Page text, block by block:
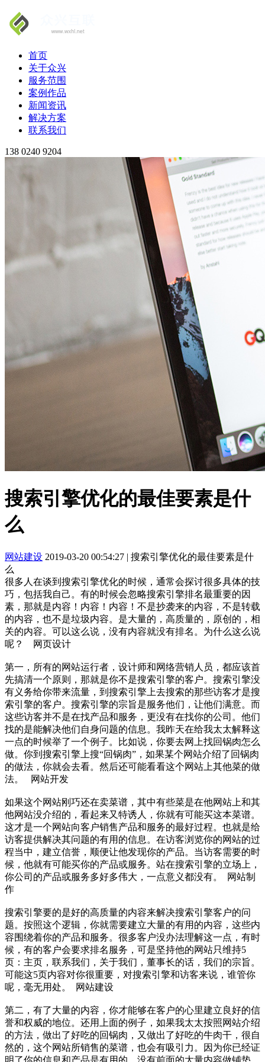
首页
关于众兴
服务范围
案例作品
新闻资讯
解决方案
联系我们
138 0240 9204
搜索引擎优化的最佳要素是什
么
网站建设 2019-03-20 00:54:27 | 搜索引擎优化的最佳要素是什
么
很多人在谈到搜索引擎优化的时候，通常会探讨很多具体的技
巧，包括我自己。有的时候会忽略搜索引擎排名最重要的因
素，那就是内容！内容！内容！不是抄袭来的内容，不是转载
的内容，也不是垃圾内容。是大量的，高质量的，原创的，相
关的内容。可以这么说，没有内容就没有排名。为什么这么说
呢？ 网页设计
第一，所有的网站运行者，设计师和网络营销人员，都应该首
先搞清一个原则，那就是你不是搜索引擎的客户。搜索引擎没
有义务给你带来流量，到搜索引擎上去搜索的那些访客才是搜
索引擎的客户。搜索引擎的宗旨是服务他们，让他们满意。而
这些访客并不是在找产品和服务，更没有在找你的公司。他们
找的是能解决他们自身问题的信息。我昨天在给我太太解释这
一点的时候举了一个例子。比如说，你要去网上找回锅肉怎么
做。你到搜索引擎上搜“回锅肉”，如果某个网站介绍了回锅肉
的做法，你就会去看。然后还可能看看这个网站上其他菜的做
法。 网站开发
如果这个网站刚巧还在卖菜谱，其中有些菜是在他网站上和其
他网站没介绍的，看起来又特诱人，你就有可能买这本菜谱。
这才是一个网站向客户销售产品和服务的最好过程。也就是给
访客提供解决其问题的有用的信息。在访客浏览你的网站的过
程当中，建立信誉，顺便让他发现你的产品。当访客需要的时
候，他就有可能买你的产品或服务。站在搜索引擎的立场上，
你公司的产品或服务多好多伟大，一点意义都没有。 网站制
作
搜索引擎要的是好的高质量的内容来解决搜索引擎客户的问
题。按照这个逻辑，你就需要建立大量的有用的内容，这些内
容围绕着你的产品和服务。很多客户没办法理解这一点，有时
候，有的客户会要求排名服务，可是坚持他的网站只维持5
页：主页，联系我们，关于我们，董事长的话，我们的宗旨。
可能这5页内容对你很重要，对搜索引擎和访客来说，谁管你
呢，毫无用处。 网站建设
第二，有了大量的内容，你才能够在客户的心里建立良好的信
誉和权威的地位。还用上面的例子，如果我太太按照网站介绍
的方法，做出了好吃的回锅肉，又做出了好吃的牛肉干，很自
然的，这个网站所销售的菜谱，也会有吸引力。因为你已经证
明了你的信息和产品是有用的。没有前面的大量内容做铺垫，